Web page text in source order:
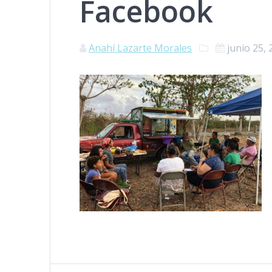
Facebook
Anahí Lazarte Morales junio 25,